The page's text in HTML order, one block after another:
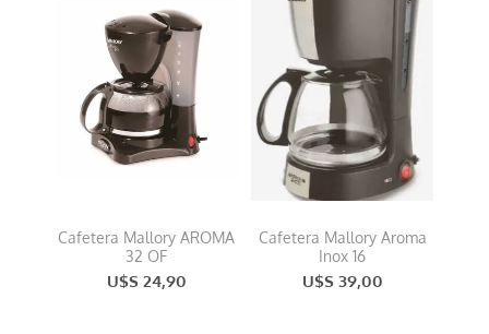
Cafetera Mallory AROMA
32 OF
U$S 24,90
Cafetera Mallory Aroma
Inox 16
U$S 39,00